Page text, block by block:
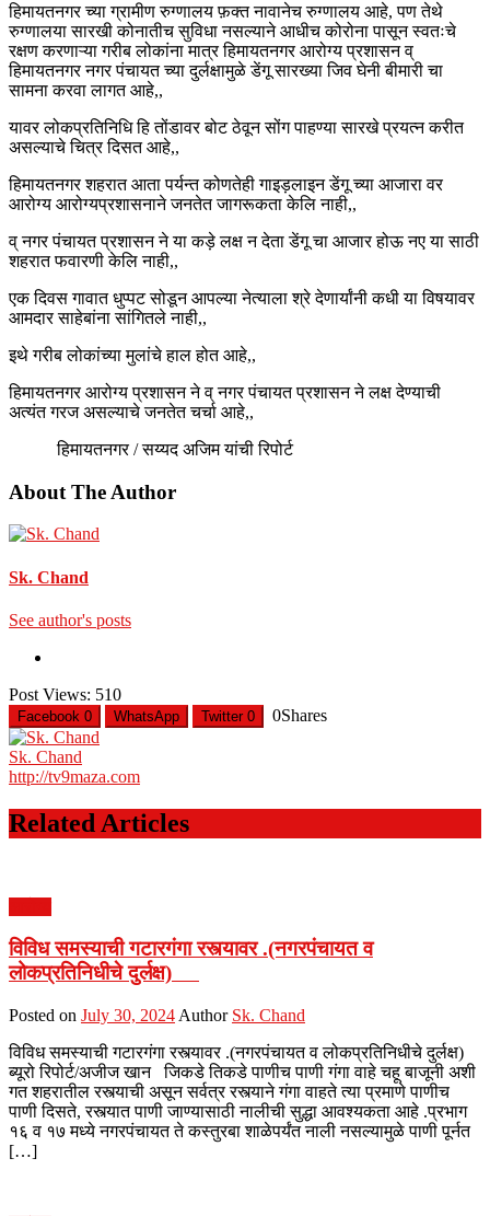
हिमायतनगर च्या ग्रामीण रुग्णालय फ़क्त नावानेच रुग्णालय आहे, पण तेथे
रुग्णालया सारखी कोनातीच सुविधा नसल्याने आधीच कोरोना पासून स्वतःचे
रक्षण करणाऱ्या गरीब लोकांना मात्र हिमायतनगर आरोग्य प्रशासन व्
हिमायतनगर नगर पंचायत च्या दुर्लक्षामुळे डेंगू सारख्या जिव घेनी बीमारी चा
सामना करवा लागत आहे,,
यावर लोकप्रतिनिधि हि तोंडावर बोट ठेवून सोंग पाहण्या सारखे प्रयत्न करीत
असल्याचे चित्र दिसत आहे,,
हिमायतनगर शहरात आता पर्यन्त कोणतेही गाइड़लाइन डेंगू च्या आजारा वर
आरोग्य आरोग्यप्रशासनाने जनतेत जागरूकता केलि नाही,,
व् नगर पंचायत प्रशासन ने या कड़े लक्ष न देता डेंगू चा आजार होऊ नए या साठी
शहरात फवारणी केलि नाही,,
एक दिवस गावात धुप्पट सोडून आपल्या नेत्याला श्रे देणार्यांनी कधी या विषयावर
आमदार साहेबांना सांगितले नाही,,
इथे गरीब लोकांच्या मुलांचे हाल होत आहे,,
हिमायतनगर आरोग्य प्रशासन ने व् नगर पंचायत प्रशासन ने लक्ष देण्याची
अत्यंत गरज असल्याचे जनतेत चर्चा आहे,,
हिमायतनगर / सय्यद अजिम यांची रिपोर्ट
About The Author
Sk. Chand
See author's posts
Post Views: 510
Facebook 0 WhatsApp Twitter 0 0Shares
Sk. Chand
http://tv9maza.com
Related Articles
विविध समस्याची गटारगंगा रस्त्यावर .(नगरपंचायत व
लोकप्रतिनिधीचे दुर्लक्ष)
Posted on July 30, 2024 Author Sk. Chand
विविध समस्याची गटारगंगा रस्त्यावर .(नगरपंचायत व लोकप्रतिनिधीचे दुर्लक्ष)
ब्यूरो रिपोर्ट/अजीज खान जिकडे तिकडे पाणीच पाणी गंगा वाहे चहू बाजूनी अशी
गत शहरातील रस्त्याची असून सर्वत्र रस्त्याने गंगा वाहते त्या प्रमाणे पाणीच
पाणी दिसते, रस्त्यात पाणी जाण्यासाठी नालीची सुद्धा आवश्यकता आहे .प्रभाग
१६ व १७ मध्ये नगरपंचायत ते कस्तुरबा शाळेपर्यंत नाली नसल्यामुळे पाणी पूर्नत
[…]